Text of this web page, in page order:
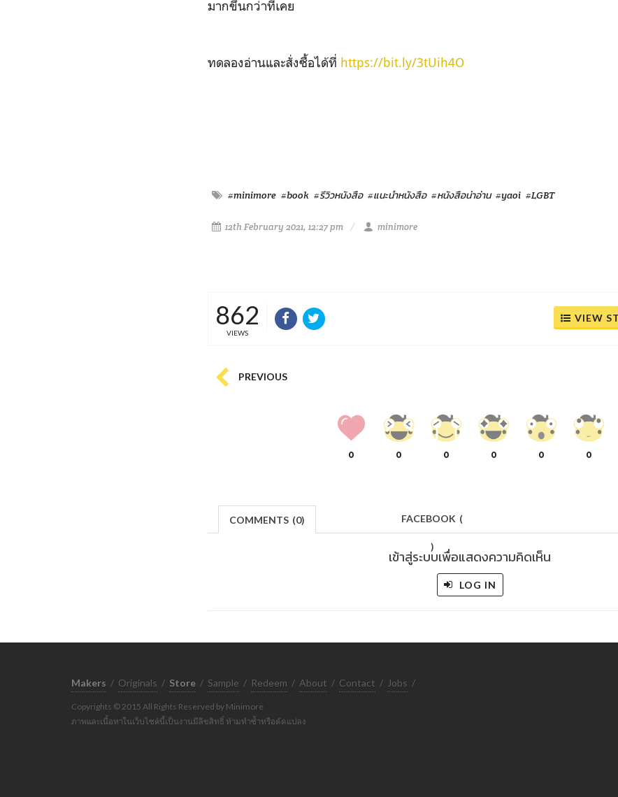
มากขึ้นกว่าที่เคย
ทดลองอ่านและสั่งซื้อได้ที่ https://bit.ly/3tUih4O
#minimore #book #รีวิวหนังสือ #แนะนำหนังสือ #หนังสือน่าอ่าน #yaoi #LGBT
12th February 2021, 12:27 pm minimore
862
VIEWS
VIEW
PREVIOUS
0 0 0 0 0 0
COMMENTS (0) FACEBOOK (
)
เข้าสู่ระบบเพื่อแสดงความคิดเห็น
LOG IN
Makers / Originals / Store / Sample / Redeem / About / Contact / Jobs /
Copyrights © 2015 All Rights Reserved by Minimore
ภาพและเนื้อหาในเว็บไซต์นี้เป็นงานมีลิขสิทธิ์ ห้ามทำซ้ำหรือดัดแปลง